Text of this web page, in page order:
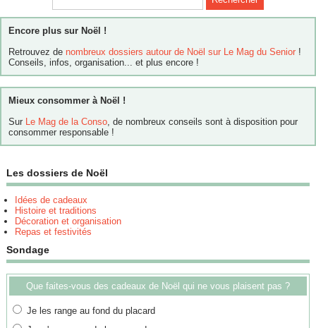
Encore plus sur Noël !
Retrouvez de nombreux dossiers autour de Noël sur Le Mag du Senior !
Conseils, infos, organisation... et plus encore !
Mieux consommer à Noël !
Sur
Le Mag de la Conso , de nombreux conseils sont à disposition pour
consommer responsable !
Les dossiers de Noël
Idées de cadeaux
Histoire et traditions
Décoration et organisation
Repas et festivités
Sondage
Que faites-vous des cadeaux de Noël qui ne vous plaisent pas ?
Je les range au fond du placard